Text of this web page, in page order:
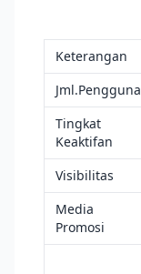
Keterangan
Jml.Pengguna
Tingkat
Keaktifan
Visibilitas
Media
Promosi